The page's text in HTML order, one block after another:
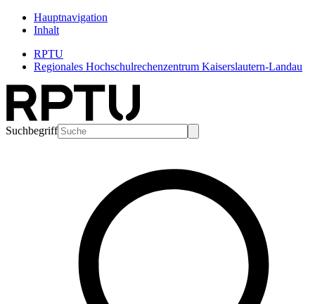
Hauptnavigation
Inhalt
RPTU
Regionales Hochschulrechenzentrum Kaiserslautern-Landau
Suchbegriff